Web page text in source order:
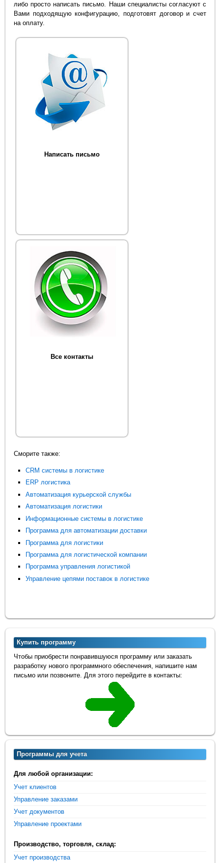
либо просто написать письмо. Наши специалисты согласуют с
Вами подходящую конфигурацию, подготовят договор и счет
на оплату.
Написать письмо
Все контакты
Сморите также:
CRM системы в логистике
ERP логистика
Автоматизация курьерской службы
Автоматизация логистики
Информационные системы в логистике
Программа для автоматизации доставки
Программа для логистики
Программа для логистической компании
Программа управления логистикой
Управление цепями поставок в логистике
Купить программу
Чтобы приобрести понравившуюся программу или заказать
разработку нового программного обеспечения, напишите нам
письмо или позвоните. Для этого перейдите в контакты:
Программы для учета
Для любой организации:
Учет клиентов
Управление заказами
Учет документов
Управление проектами
Производство, торговля, склад:
Учет производства